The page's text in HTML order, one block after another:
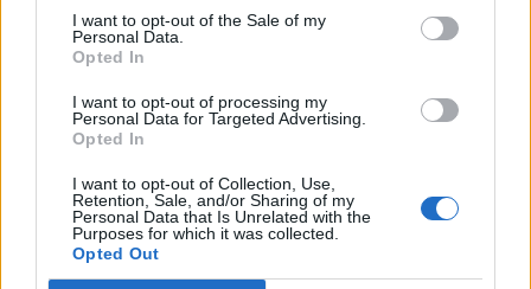
I want to opt-out of the Sale of my
Personal Data.
Opted In
I want to opt-out of processing my
Personal Data for Targeted Advertising.
Opted In
I want to opt-out of Collection, Use,
Retention, Sale, and/or Sharing of my
Personal Data that Is Unrelated with the
Purposes for which it was collected.
Opted Out
Κέντρο Βοήθειας
Υπηρεσίες υποψηφίων
Καταχώρηση Online Βιογραφικού
Συμβουλές Καριέρας
HR corner